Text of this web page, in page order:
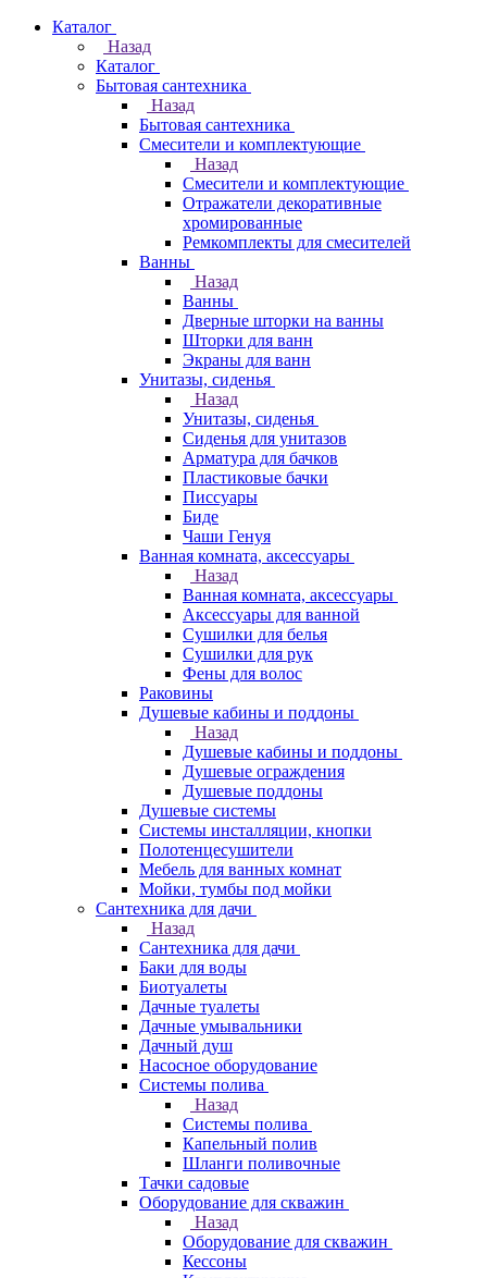
Каталог
Назад
Каталог
Бытовая сантехника
Назад
Бытовая сантехника
Смесители и комплектующие
Назад
Смесители и комплектующие
Отражатели декоративные
хромированные
Ремкомплекты для смесителей
Ванны
Назад
Ванны
Дверные шторки на ванны
Шторки для ванн
Экраны для ванн
Унитазы, сиденья
Назад
Унитазы, сиденья
Сиденья для унитазов
Арматура для бачков
Пластиковые бачки
Писсуары
Биде
Чаши Генуя
Ванная комната, аксессуары
Назад
Ванная комната, аксессуары
Аксессуары для ванной
Сушилки для белья
Сушилки для рук
Фены для волос
Раковины
Душевые кабины и поддоны
Назад
Душевые кабины и поддоны
Душевые ограждения
Душевые поддоны
Душевые системы
Системы инсталляции, кнопки
Полотенцесушители
Мебель для ванных комнат
Мойки, тумбы под мойки
Сантехника для дачи
Назад
Сантехника для дачи
Баки для воды
Биотуалеты
Дачные туалеты
Дачные умывальники
Дачный душ
Насосное оборудование
Системы полива
Назад
Системы полива
Капельный полив
Шланги поливочные
Тачки садовые
Оборудование для скважин
Назад
Оборудование для скважин
Кессоны